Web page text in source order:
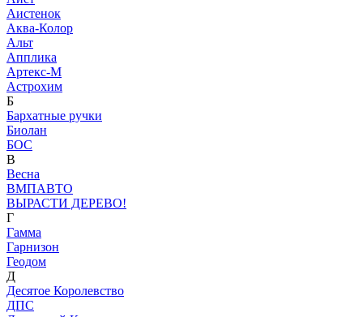
Аистенок
Аква-Колор
Альт
Апплика
Артекс-М
Астрохим
Б
Бархатные ручки
Биолан
БОС
В
Весна
ВМПАВТО
ВЫРАСТИ ДЕРЕВО!
Г
Гамма
Гарнизон
Геодом
Д
Десятое Королевство
ДПС